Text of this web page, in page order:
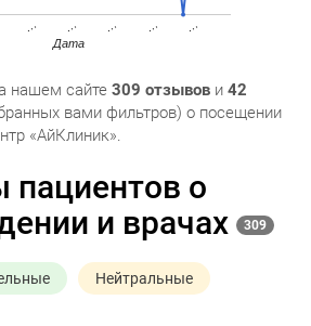
… … … … …
Дата
нашем сайте 309 отзывов и 42
вами фильтров) о посещении
«АйКлиник».
о
и врачах
309
Нейтральные